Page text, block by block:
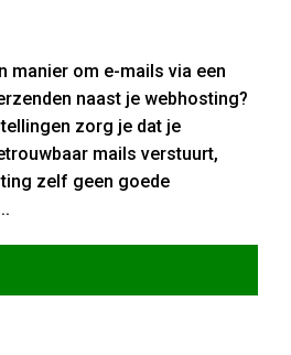
manier om e-mails via een
naast je webhosting?
zorg je dat je
mails verstuurt,
zelf geen goede